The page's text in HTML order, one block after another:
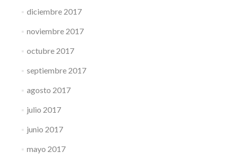
diciembre 2017
noviembre 2017
octubre 2017
septiembre 2017
agosto 2017
julio 2017
junio 2017
mayo 2017